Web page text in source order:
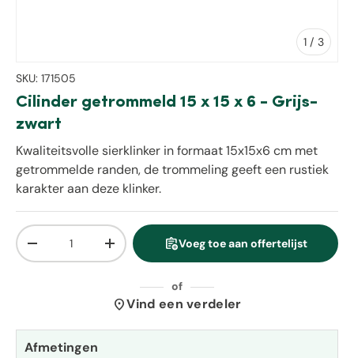
1 / van
3
SKU: 171505
Cilinder getrommeld 15 x 15 x 6 - Grijs-
zwart
Kwaliteitsvolle sierklinker in formaat 15x15x6 cm met
getrommelde randen, de trommeling geeft een rustiek
karakter aan deze klinker.
Aantal
Verlaag de hoeveelheidVerhoog de hoeveelheid
assignment_add Voeg toe aan offertelijst
of
location_onVind een verdeler
Afmetingen